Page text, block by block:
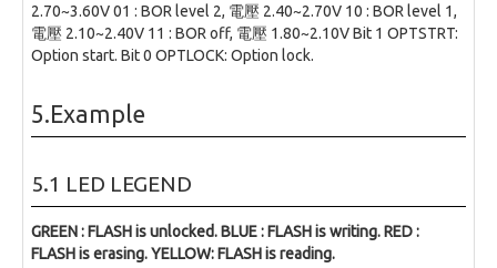
2.70~3.60V 01 : BOR level 2, 電壓 2.40~2.70V 10 : BOR level 1,
電壓 2.10~2.40V 11 : BOR off, 電壓 1.80~2.10V Bit 1 OPTSTRT:
Option start. Bit 0 OPTLOCK: Option lock.
5.Example
5.1 LED LEGEND
GREEN : FLASH is unlocked.BLUE : FLASH is writing.RED :
FLASH is erasing.YELLOW: FLASH is reading.